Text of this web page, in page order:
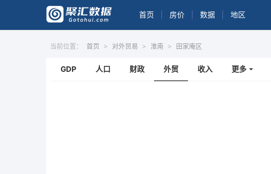
首页 房价 数据 地区
当前位置： 首页 > 对外贸易 > 淮南 > 田家庵区
GDP 人口 财政 外贸 收入 更多